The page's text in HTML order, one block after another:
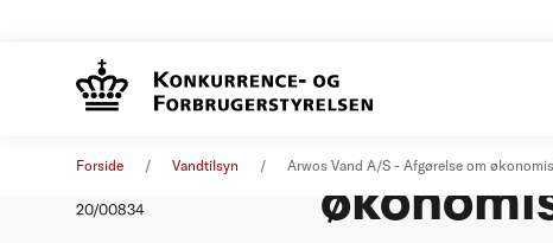
Forside Vandtilsyn Arwos Vand A/S - Afgørelse om
20/00834